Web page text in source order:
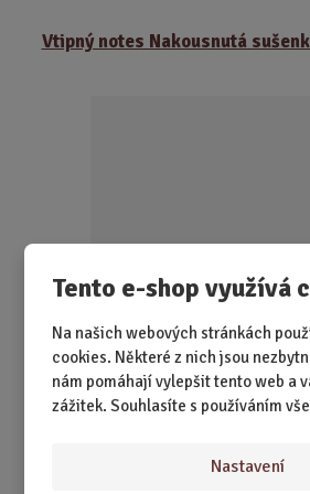
Tento e-shop využívá
Na našich webových stránkách
cookies. Některé z nich jsou
nám pomáhají vylepšit tento web a
zážitek. Souhlasíte s používáním
Nastavení
Vtipný notes Nakousnutá
SKLADEM 10 KS
Vypadá tak dobře, že byste si ho
pozor – tenhle cookie slo...
Z